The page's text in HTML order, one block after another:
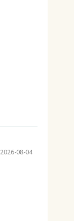
2026-08-04